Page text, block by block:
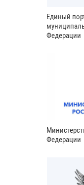
Единый
Федерации
Федерации